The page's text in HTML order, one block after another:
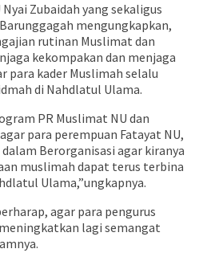
Zubaidah yang sekaligus
mengungkapkan,
rutinan Muslimat dan
kekompakan dan menjaga
para kader Muslimah selalu
di Nahdlatul Ulama.
PR Muslimat NU dan
para perempuan Fatayat NU,
Berorganisasi agar kiranya
muslimah dapat terus terbina
Ulama,”ungkapnya.
agar para pengurus
lagi semangat